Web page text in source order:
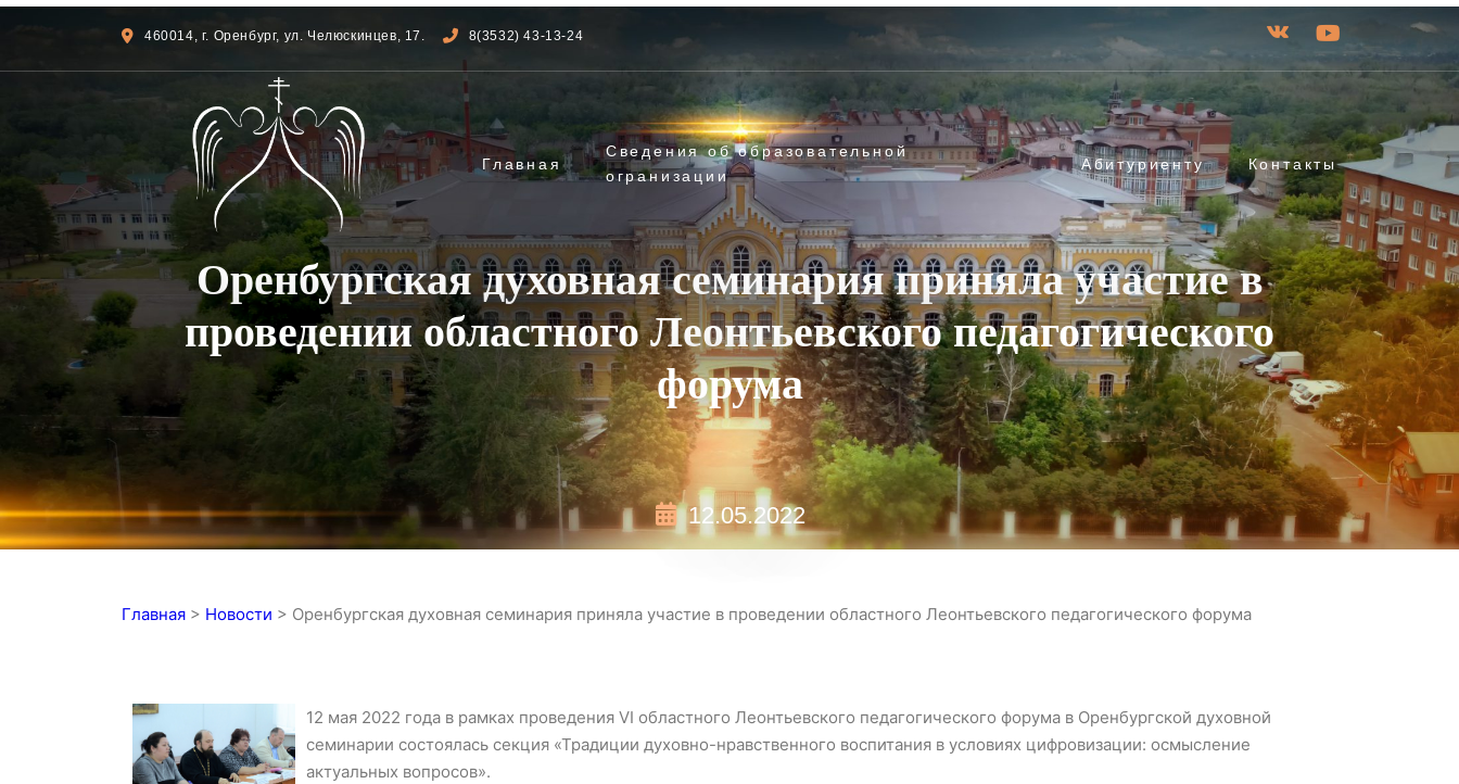
460014, г. Оренбург, ул. Челюскинцев, 17. 8(3532) 43-13-24
Главная
Сведения об образовательной
огранизации
Абитуриенту Контакты
Оренбургская духовная семинария приняла участие в
проведении областного Леонтьевского педагогического
форума
12.05.2022
Главная > Новости > Оренбургская духовная семинария приняла участие в проведении областного Леонтьевского педагогического форума
12 мая 2022 года в рамках проведения VI областного Леонтьевского педагогического форума в Оренбургской духовной
семинарии состоялась секция «Традиции духовно-нравственного воспитания в условиях цифровизации: осмысление
актуальных вопросов».